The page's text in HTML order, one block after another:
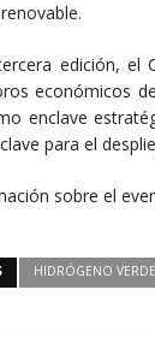
edición, el
económicos
enclave
para el
sobre el
HIDRÓGENO VERDE